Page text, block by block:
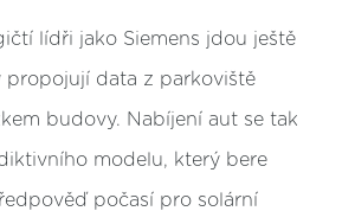
lídři jako Siemens jdou ještě
propojují data z parkoviště
budovy. Nabíjení aut se tak
modelu, který bere
počasí pro solární